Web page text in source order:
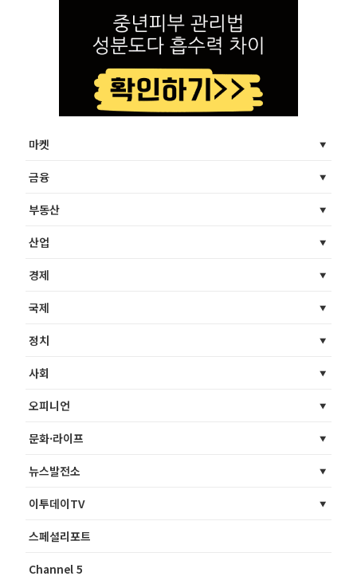
마켓
금융
부동산
산업
경제
국제
정치
사회
오피니언
문화·라이프
뉴스발전소
이투데이TV
스페셜리포트
Channel 5